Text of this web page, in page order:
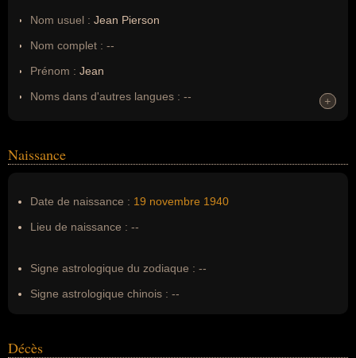
Nom usuel : Jean Pierson
Nom complet : --
Prénom : Jean
Noms dans d'autres langues : --
Nom de famille :Pierson
+
+
Naissance
Date de naissance : 19 novembre 1940
Lieu de naissance : --
Signe astrologique du zodiaque : --
Signe astrologique chinois : --
Décès